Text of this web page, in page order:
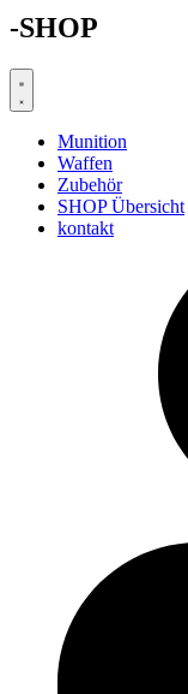
-SHOP
Munition
Waffen
Zubehör
SHOP Übersicht
kontakt